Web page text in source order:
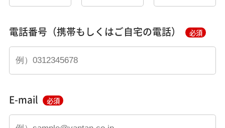
電話番号（携帯もしくはご自宅の電話） 必須
E-mail 必須